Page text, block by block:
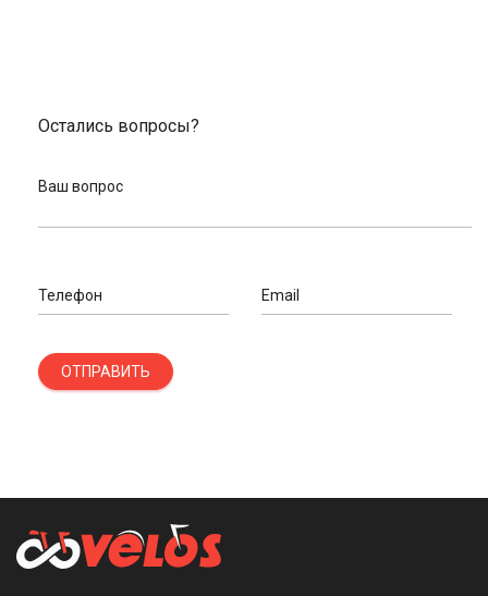
Остались вопросы?
Ваш вопрос
Телефон Email
ОТПРАВИТЬ